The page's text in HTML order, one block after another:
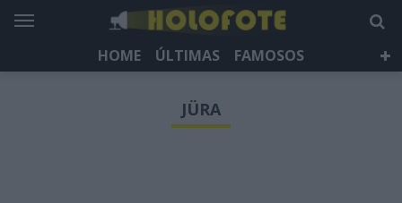
HOME ÚLTIMAS
FAMOSOS
HOLOFOTE TV
NEWSLETTER
JÜRA